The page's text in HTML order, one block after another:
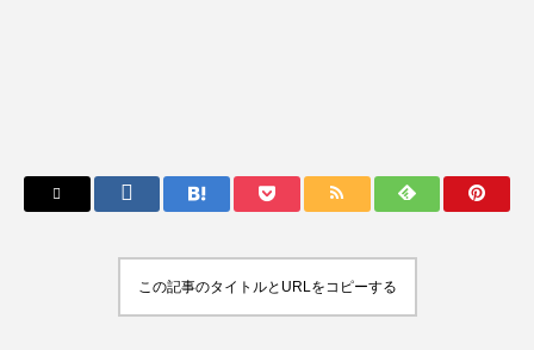
この記事のタイトルとURLをコピーする